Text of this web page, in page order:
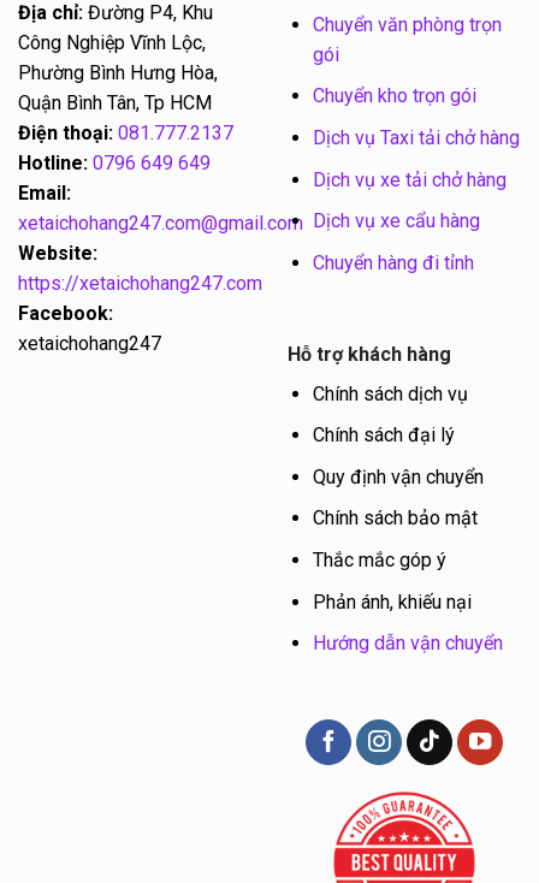
Địa chỉ: Đường P4, Khu
Công Nghiệp Vĩnh Lộc,
Phường Bình Hưng Hòa,
Quận Bình Tân, Tp HCM
Điện thoại: 081.777.2137
Hotline: 0796 649 649
Email:
xetaichohang247.com@gmail.com
Website:
https://xetaichohang247.com
Facebook:
xetaichohang247
Chuyển văn phòng trọn
gói
Chuyển kho trọn gói
Dịch vụ Taxi tải chở hàng
Dịch vụ xe tải chở hàng
Dịch vụ xe cẩu hàng
Chuyển hàng đi tỉnh
Hỗ trợ khách hàng
Chính sách dịch vụ
Chính sách đại lý
Quy định vận chuyển
Chính sách bảo mật
Thắc mắc góp ý
Phản ánh, khiếu nại
Hướng dẫn vận chuyển